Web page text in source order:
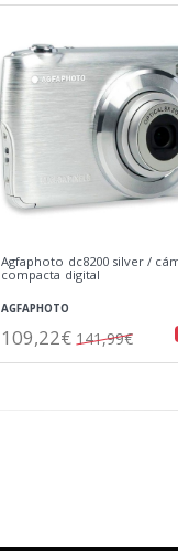
Agfaphoto dc8200 silver /
compacta digital
AGFAPHOTO
109,22€ 141,99€